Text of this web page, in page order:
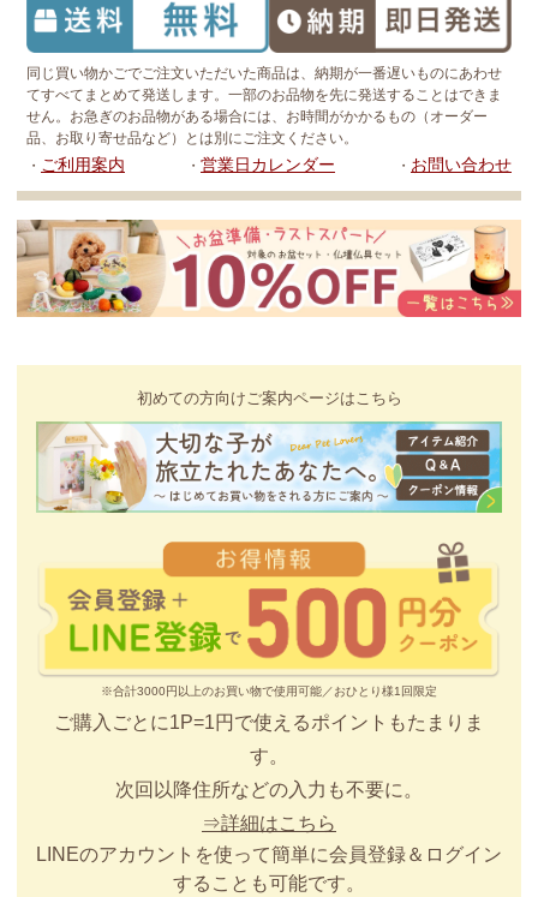
同じ買い物かごでご注文いただいた商品は、納期が一番遅いものにあわせ
てすべてまとめて発送します。一部のお品物を先に発送することはできま
せん。お急ぎのお品物がある場合には、お時間がかかるもの（オーダー
品、お取り寄せ品など）とは別にご注文ください。
・ ご利用案内 ・ 営業日カレンダー ・ お問い合わせ
初めての方向けご案内ページはこちら
※合計3000円以上のお買い物で使用可能／おひとり様1回限定
ご購入ごとに1P=1円で使えるポイントもたまりま
す。
次回以降住所などの入力も不要に。
⇒詳細はこちら
LINEのアカウントを使って簡単に会員登録＆ログイン
することも可能です。